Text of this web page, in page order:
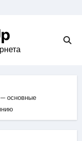
— основные